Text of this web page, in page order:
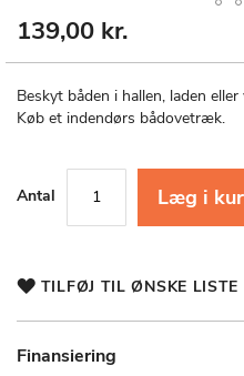
139,00 kr.
Beskyt båden i hallen, laden
Køb et indendørs bådovetræk.
Antal Læg i
TILFØJ TIL ØNSKE LISTE
Finansiering
Gå
af
billedgalleriet